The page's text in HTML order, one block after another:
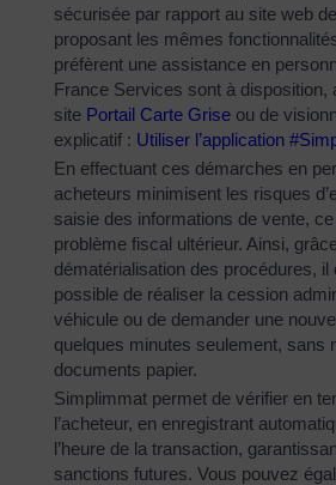
sécurisée par rapport au site web
proposant les mêmes
préfèrent une assistance en
France Services sont à disposition,
site Portail Carte Grise ou de
explicatif : Utiliser l’application
En effectuant ces démarches en
acheteurs minimisent les risques
saisie des informations de vente,
problème fiscal ultérieur. Ainsi,
dématérialisation des procédures, il
possible de réaliser la cession
véhicule ou de demander une
quelques minutes seulement, sans
documents papier.
Simplimmat permet de vérifier en
l’acheteur, en enregistrant
l’heure de la transaction,
sanctions futures. Vous pouvez